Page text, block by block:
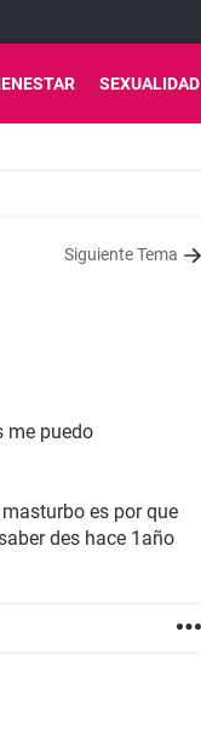
SEXUALIDAD
Siguiente Tema
me puedo
es por que
des hace 1año